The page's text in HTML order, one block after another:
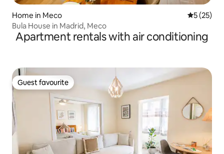
Home in Meco 5 out of 5
5 (25)
Bula House in Madrid, Meco
Apartment rentals with air conditioning
Guest favourite
Guest favourite